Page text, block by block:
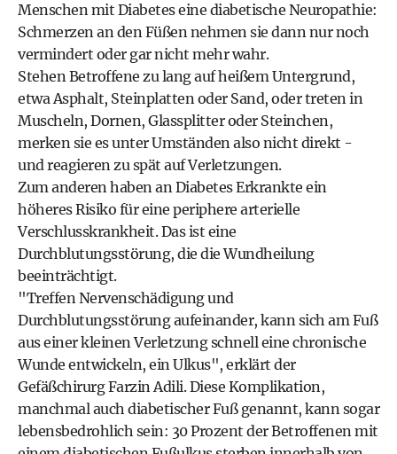
Menschen mit Diabetes eine diabetische Neuropathie:
Schmerzen an den Füßen nehmen sie dann nur noch
vermindert oder gar nicht mehr wahr.
Stehen Betroffene zu lang auf heißem Untergrund,
etwa Asphalt, Steinplatten oder Sand, oder treten in
Muscheln, Dornen, Glassplitter oder Steinchen,
merken sie es unter Umständen also nicht direkt -
und reagieren zu spät auf Verletzungen.
Zum anderen haben an Diabetes Erkrankte ein
höheres Risiko für eine periphere arterielle
Verschlusskrankheit. Das ist eine
Durchblutungsstörung, die die Wundheilung
beeinträchtigt.
"Treffen Nervenschädigung und
Durchblutungsstörung aufeinander, kann sich am Fuß
aus einer kleinen Verletzung schnell eine chronische
Wunde entwickeln, ein Ulkus", erklärt der
Gefäßchirurg Farzin Adili. Diese Komplikation,
manchmal auch diabetischer Fuß genannt, kann sogar
lebensbedrohlich sein: 30 Prozent der Betroffenen mit